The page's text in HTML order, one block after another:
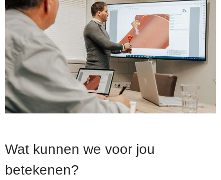
Wat kunnen we voor jou
betekenen?